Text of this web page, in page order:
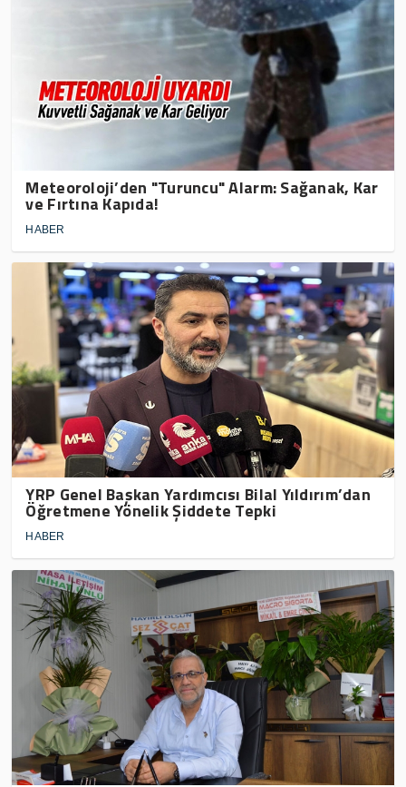
Meteoroloji’den "Turuncu" Alarm: Sağanak, Kar
ve Fırtına Kapıda!
HABER
YRP Genel Başkan Yardımcısı Bilal Yıldırım’dan
Öğretmene Yönelik Şiddete Tepki
HABER